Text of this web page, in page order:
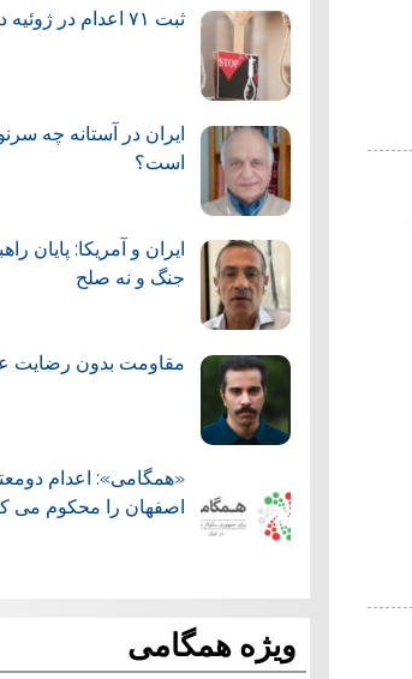
ثبت ۷۱ اعدام در ژوئيه در ایران
ایران در آستانه چه
است؟
ایران و آمریکا: پایان
جنگ و نه صلح
مقاومت بدون رضایت
«همگامی»: اعدام
اصفهان را محکوم می
ویژه همگامی